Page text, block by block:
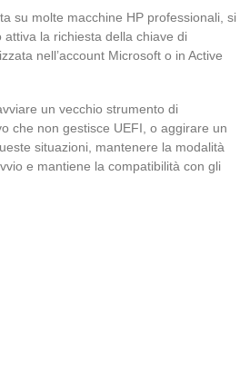
su molte macchine HP professionali, si
la richiesta della chiave di
nell’account Microsoft o in Active
un vecchio strumento di
che non gestisce UEFI, o aggirare un
situazioni, mantenere la modalità
e mantiene la compatibilità con gli